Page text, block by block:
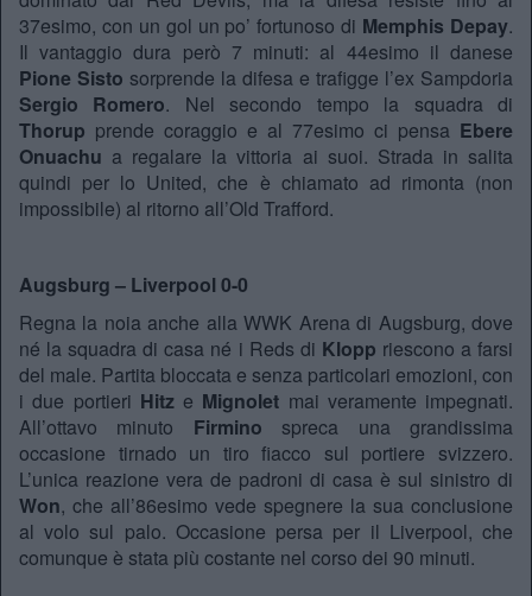
37esimo, con un gol un po’ fortunoso di Memphis Depay.
Il vantaggio dura però 7 minuti: al 44esimo il danese
Pione Sisto sorprende la difesa e trafigge l’ex Sampdoria
Sergio Romero. Nel secondo tempo la squadra di
Thorup prende coraggio e al 77esimo ci pensa Ebere
Onuachu a regalare la vittoria ai suoi. Strada in salita
quindi per lo United, che è chiamato ad rimonta (non
impossibile) al ritorno all’Old Trafford.
Augsburg – Liverpool 0-0
Regna la noia anche alla WWK Arena di Augsburg, dove
né la squadra di casa né i Reds di Klopp riescono a farsi
del male. Partita bloccata e senza particolari emozioni, con
i due portieri Hitze Mignolet mai veramente impegnati.
All’ottavo minuto Firmino spreca una grandissima
occasione tirnado un tiro fiacco sul portiere svizzero.
L’unica reazione vera de padroni di casa è sul sinistro di
Won, che all’86esimo vede spegnere la sua conclusione
al volo sul palo. Occasione persa per il Liverpool, che
comunque è stata più costante nel corso dei 90 minuti.